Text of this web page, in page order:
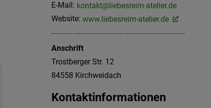
E-Mail: kontakt@liebesreim-atelier.de
Website:www.liebesreim-atelier.de
Anschrift
Trostberger Str. 12
84558 Kirchweidach
Kontaktinformationen